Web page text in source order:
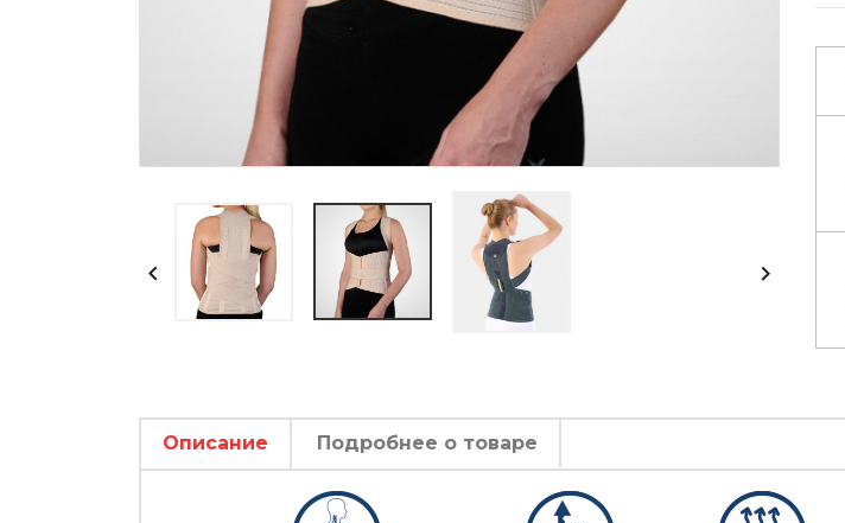
 
Описание Подробнее о товаре